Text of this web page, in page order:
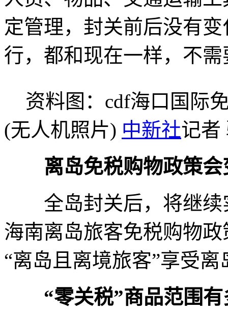
定管理，封关前后没有
行，都和现在一样，不
资料图：cdf海口国际
(无人机照片) 中新社记者
离岛免税购物政策
全岛封关后，将继续
海南离岛旅客免税购物
“离岛且离境旅客”享受
“零关税”商品范围